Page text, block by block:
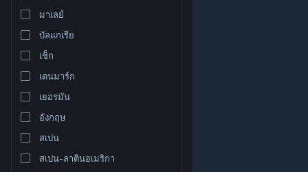
มาเลย์
บัลแกเรีย
เช็ก
เดนมาร์ก
เยอรมัน
อังกฤษ
สเปน
สเปน-ลาตินอเมริกา